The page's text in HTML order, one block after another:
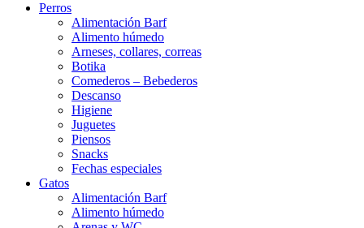
Perros
Alimentación Barf
Alimento húmedo
Arneses, collares, correas
Botika
Comederos – Bebederos
Descanso
Higiene
Juguetes
Piensos
Snacks
Fechas especiales
Gatos
Alimentación Barf
Alimento húmedo